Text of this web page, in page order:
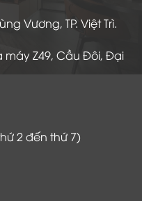
Vương, TP. Việt Trì.
máy Z49, Cầu Đôi, Đại
2 đến thứ 7)